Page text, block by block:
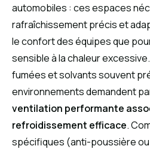
automobiles : ces espaces
rafraîchissement précis et
le confort des équipes que
sensible à la chaleur
fumées et solvants souvent
environnements demandent
ventilation performante
refroidissement efficace.
spécifiques (anti-poussière